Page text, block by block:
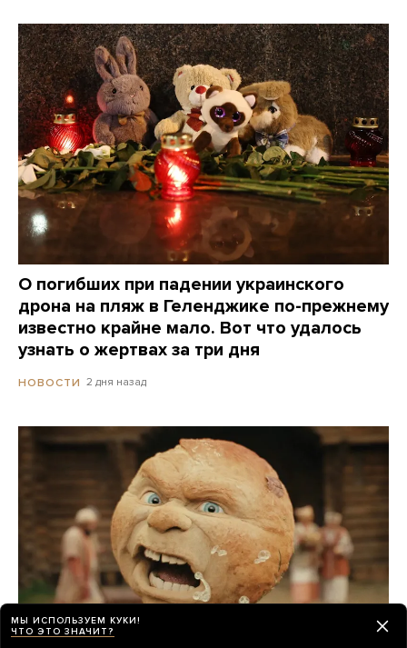
О погибших при падении украинского
дрона на пляж в Геленджике по-прежнему
известно крайне мало. Вот что удалось
узнать о жертвах за три дня
НОВОСТИ 2 дня назад
МЫ ИСПОЛЬЗУЕМ КУКИ!
ЧТО ЭТО ЗНАЧИТ?